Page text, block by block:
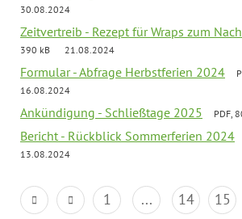
30.08.2024
Zeitvertreib - Rezept für Wraps zum
390 kB
21.08.2024
Formular - Abfrage Herbstferien 2024
16.08.2024
Ankündigung - Schließtage 2025 PDF,
Bericht - Rückblick Sommerferien 2024
13.08.2024
1 ... 14 15